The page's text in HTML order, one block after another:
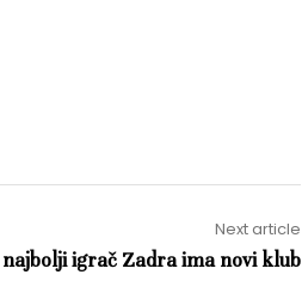
Next article
igrač Zadra ima novi klub